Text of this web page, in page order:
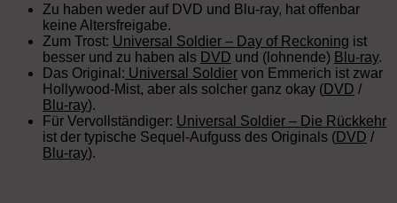
Zu haben weder auf DVD und Blu-ray, hat offenbar
keine Altersfreigabe.
Zum Trost: Universal Soldier – Day of Reckoning ist
besser und zu haben als DVD und (lohnende) Blu-ray.
Das Original: Universal Soldier von Emmerich ist zwar
Hollywood-Mist, aber als solcher ganz okay (DVD /
Blu-ray).
Für Vervollständiger: Universal Soldier – Die Rückkehr
ist der typische Sequel-Aufguss des Originals (DVD /
Blu-ray).